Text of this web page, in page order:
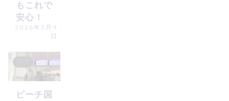
もこれで
安心！
2026年3月9
日
ピーチ国